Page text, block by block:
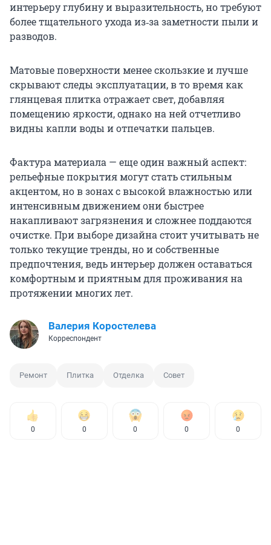
интерьеру глубину и выразительность, но требуют
более тщательного ухода из‑за заметности пыли и
разводов.
Матовые поверхности менее скользкие и лучше
скрывают следы эксплуатации, в то время как
глянцевая плитка отражает свет, добавляя
помещению яркости, однако на ней отчетливо
видны капли воды и отпечатки пальцев.
Фактура материала — еще один важный аспект:
рельефные покрытия могут стать стильным
акцентом, но в зонах с высокой влажностью или
интенсивным движением они быстрее
накапливают загрязнения и сложнее поддаются
очистке. При выборе дизайна стоит учитывать не
только текущие тренды, но и собственные
предпочтения, ведь интерьер должен оставаться
комфортным и приятным для проживания на
протяжении многих лет.
Валерия Коростелева
Корреспондент
Ремонт Плитка Отделка Совет
0 0 0 0 0